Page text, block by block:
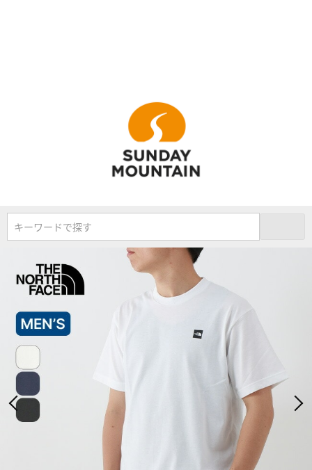
キーワードで探す